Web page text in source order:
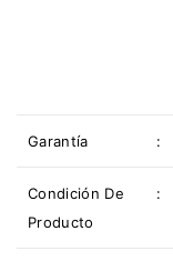
Garantía :
Condición De
Producto
: